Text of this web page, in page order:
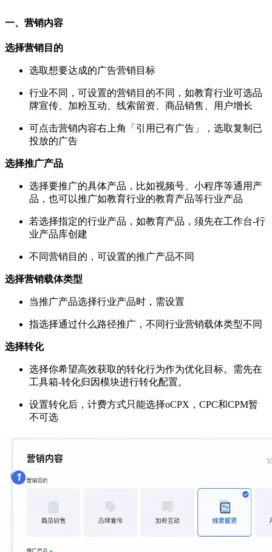
一、营销内容
选择营销目的
选取想要达成的广告营销目标
行业不同，可设置的营销目的不同，如教育行业可选品
牌宣传、加粉互动、线索留资、商品销售、用户增长
可点击营销内容右上角「引用已有广告」，选取复制已
投放的广告
选择推广产品
选择要推广的具体产品，比如视频号、小程序等通用产
品，也可以推广如教育行业的教育产品等行业产品
若选择指定的行业产品，如教育产品，须先在工作台-行
业产品库创建
不同营销目的，可设置的推广产品不同
选择营销载体类型
当推广产品选择行业产品时，需设置
指选择通过什么路径推广，不同行业营销载体类型不同
选择转化
选择你希望高效获取的转化行为作为优化目标。需先在
工具箱-转化归因模块进行转化配置。
设置转化后，计费方式只能选择oCPX，CPC和CPM暂
不可选